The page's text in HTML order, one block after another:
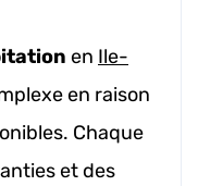
en Ile-
en raison
Chaque
et des